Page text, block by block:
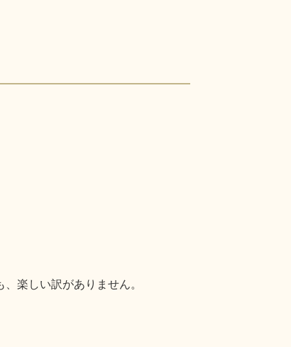
楽しい訳がありません。